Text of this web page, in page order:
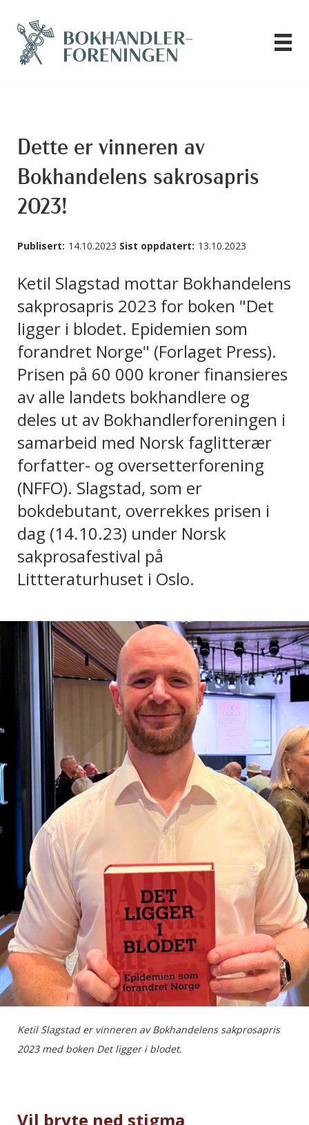
Dette er vinneren av
Bokhandelens sakrosapris
2023!
Publisert: 14.10.2023 Sist oppdatert: 13.10.2023
Ketil Slagstad mottar Bokhandelens
sakprosapris 2023 for boken "Det
ligger i blodet. Epidemien som
forandret Norge" (Forlaget Press).
Prisen på 60 000 kroner finansieres
av alle landets bokhandlere og
deles ut av Bokhandlerforeningen i
samarbeid med Norsk faglitterær
forfatter- og oversetterforening
(NFFO). Slagstad, som er
bokdebutant, overrekkes prisen i
dag (14.10.23) under Norsk
sakprosafestival på
Littteraturhuset i Oslo.
Ketil Slagstad er vinneren av Bokhandelens sakprosapris
2023 med boken Det ligger i blodet.
Vil bryte ned stigma